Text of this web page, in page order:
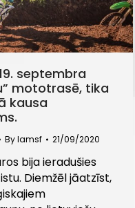
septembra
mototrasē, tika
kausa
Bylamsf 21/09/2020
bija ieradušies
Diemžēl jāatzīst,